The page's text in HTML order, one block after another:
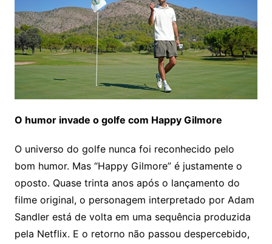
O humor invade o golfe com Happy Gilmore
O universo do golfe nunca foi reconhecido pelo
bom humor. Mas “Happy Gilmore” é justamente o
oposto. Quase trinta anos após o lançamento do
filme original, o personagem interpretado por Adam
Sandler está de volta em uma sequência produzida
pela Netflix. E o retorno não passou despercebido,